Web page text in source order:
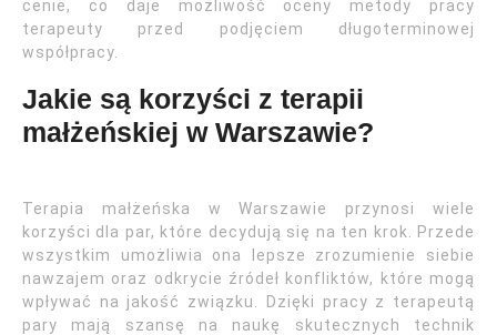
cenie, co daje możliwość oceny metody pracy
terapeuty przed podjęciem długoterminowej
współpracy.
Jakie są korzyści z terapii
małżeńskiej w Warszawie?
Terapia małżeńska w Warszawie przynosi wiele
korzyści dla par, które decydują się na ten krok. Przede
wszystkim umożliwia ona lepsze zrozumienie siebie
nawzajem oraz odkrycie źródeł konfliktów, które mogą
wpływać na jakość związku. Dzięki pracy z terapeutą
pary mają szansę na naukę skutecznych technik